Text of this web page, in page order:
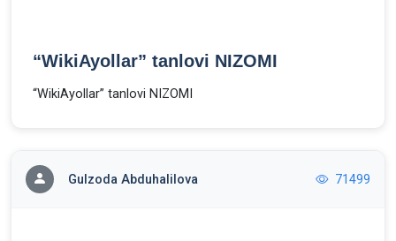
“WikiAyollar” tanlovi NIZOMI
“WikiAyollar” tanlovi NIZOMI
Gulzoda Abduhalilova 71499